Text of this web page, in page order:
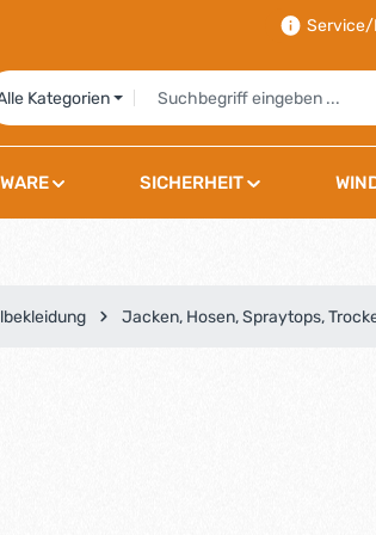
Service/
Kategorien
SICHERHEIT
Jacken, Hosen, Spraytops,